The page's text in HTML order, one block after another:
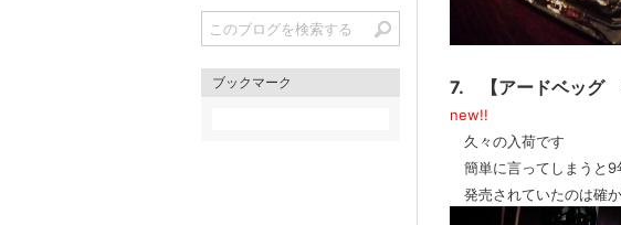
7. 【アードベッグ
new!!
久々の入荷です
簡単に言ってしまうと9
発売されていたのは確
ブックマーク